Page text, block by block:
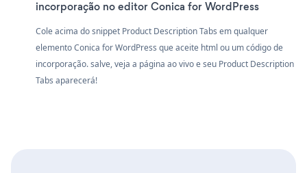
incorporação no editor Conica for WordPress
Cole acima do snippet Product Description Tabs em qualquer
elemento Conica for WordPress que aceite html ou um código de
incorporação. salve, veja a página ao vivo e seu Product Description
Tabs aparecerá!